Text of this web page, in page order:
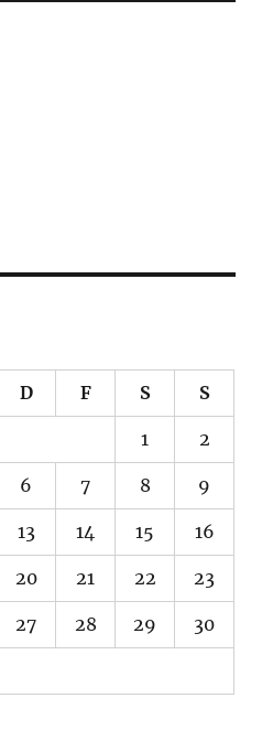
D F S S
1 2
6 7 8 9
13 14 15 16
20 21 22 23
27 28 29 30